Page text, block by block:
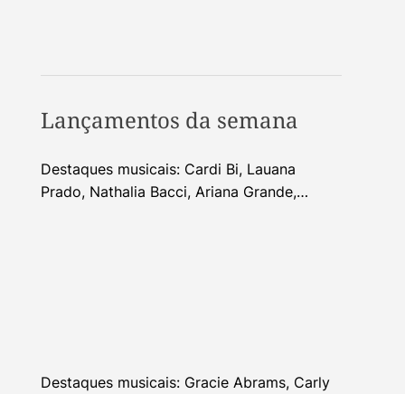
Lançamentos da semana
Destaques musicais: Cardi Bi, Lauana
Prado, Nathalia Bacci, Ariana Grande,
Destaques musicais: Gracie Abrams, Carly